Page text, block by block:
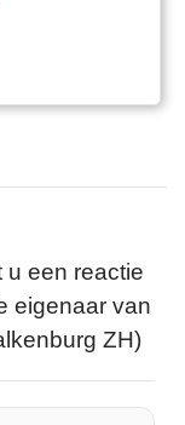
u een reactie
eigenaar van
ZH)